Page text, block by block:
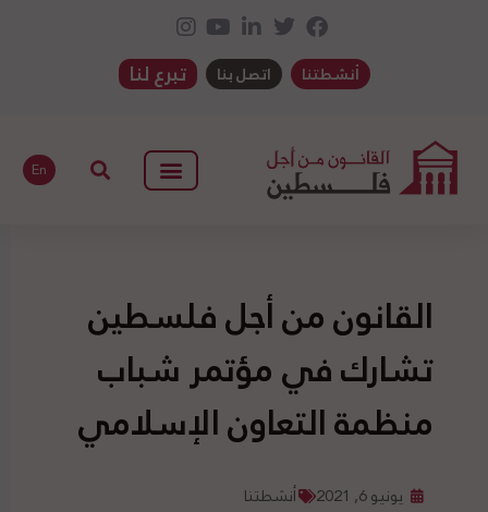
أنشطتنا اتصل بنا تبرع لنا
En
القانون من أجل فلسطين
تشارك في مؤتمر شباب
منظمة التعاون الإسلامي
يونيو 6, 2021 أنشطتنا